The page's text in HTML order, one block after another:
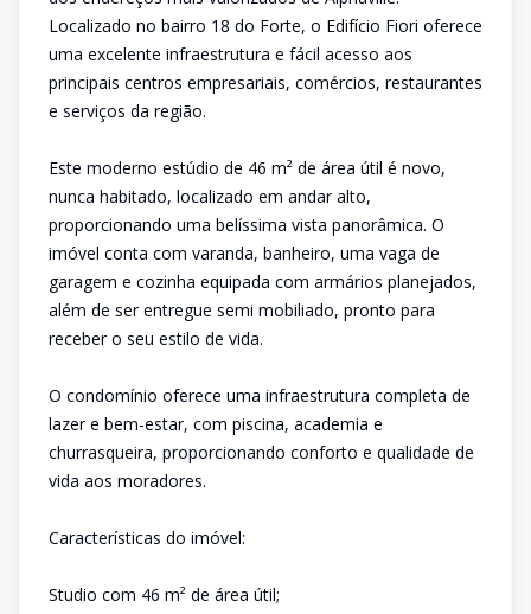
Localizado no bairro 18 do Forte, o Edifício Fiori oferece
uma excelente infraestrutura e fácil acesso aos
principais centros empresariais, comércios, restaurantes
e serviços da região.
Este moderno estúdio de 46 m² de área útil é novo,
nunca habitado, localizado em andar alto,
proporcionando uma belíssima vista panorâmica. O
imóvel conta com varanda, banheiro, uma vaga de
garagem e cozinha equipada com armários planejados,
além de ser entregue semi mobiliado, pronto para
receber o seu estilo de vida.
O condomínio oferece uma infraestrutura completa de
lazer e bem-estar, com piscina, academia e
churrasqueira, proporcionando conforto e qualidade de
vida aos moradores.
Características do imóvel:
Studio com 46 m² de área útil;